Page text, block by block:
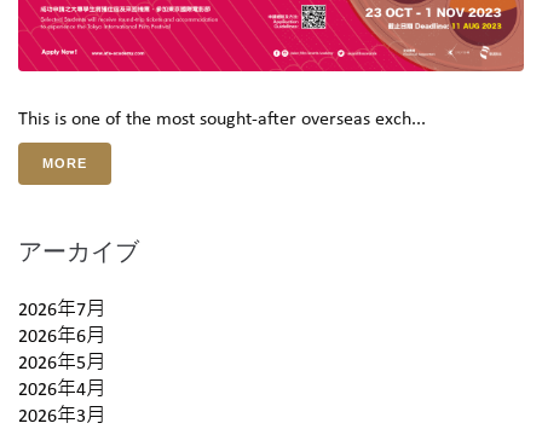
This is one of the most sought-after overseas exch...
MORE
アーカイブ
2026年7月
2026年6月
2026年5月
2026年4月
2026年3月